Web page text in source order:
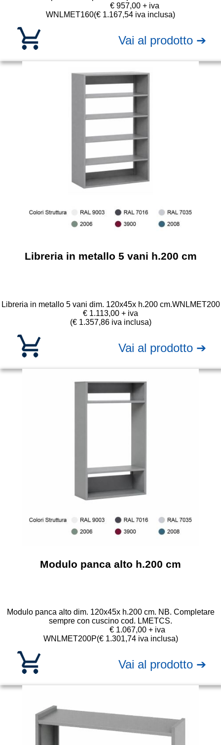
WNLMET160
€ 957,00 + iva
(€ 1.167,54 iva inclusa)
Vai al prodotto ➔
Libreria in metallo 5 vani h.200 cm
Libreria in metallo 5 vani dim. 120x45x h.200 cm.WNLMET200
€ 1.113,00 + iva
(€ 1.357,86 iva inclusa)
Vai al prodotto ➔
Modulo panca alto h.200 cm
Modulo panca alto dim. 120x45x h.200 cm. NB. Completare
sempre con cuscino cod. LMETCS.
WNLMET200P
€ 1.067,00 + iva
(€ 1.301,74 iva inclusa)
Vai al prodotto ➔